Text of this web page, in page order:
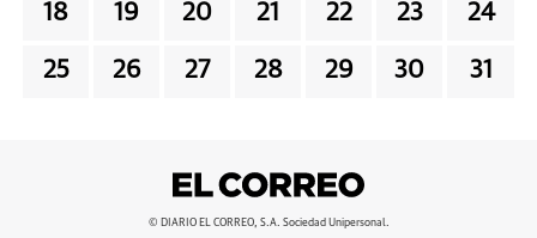
18 19 20 21 22 23 24
25 26 27 28 29 30 31
© DIARIO EL CORREO, S.A. Sociedad Unipersonal.